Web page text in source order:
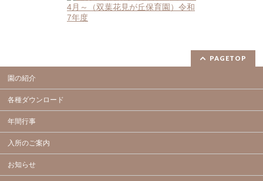
PAGETOP
園の紹介
各種ダウンロード
年間行事
入所のご案内
お知らせ